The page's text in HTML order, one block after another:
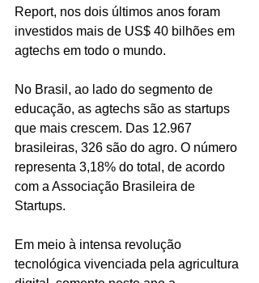
Report, nos dois últimos anos foram
investidos mais de US$ 40 bilhões em
agtechs em todo o mundo.
No Brasil, ao lado do segmento de
educação, as agtechs são as startups
que mais crescem. Das 12.967
brasileiras, 326 são do agro. O número
representa 3,18% do total, de acordo
com a Associação Brasileira de
Startups.
Em meio à intensa revolução
tecnológica vivenciada pela agricultura